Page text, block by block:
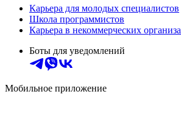
Карьера для молодых специалистов
Школа программистов
Карьера в некоммерческих
Боты для уведомлений
Мобильное приложение